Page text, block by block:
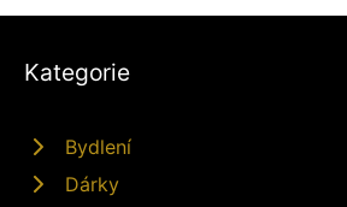
Kategorie
Bydlení
Dárky